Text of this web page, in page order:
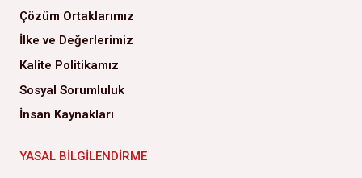
Çözüm Ortaklarımız
İlke ve Değerlerimiz
Kalite Politikamız
Sosyal Sorumluluk
İnsan Kaynakları
YASAL BILGILENDIRME